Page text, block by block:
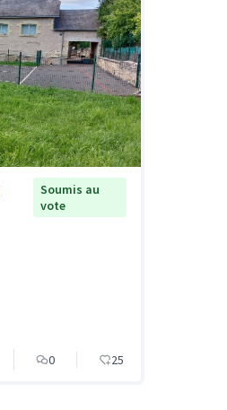
Soumis au
vote
0 25